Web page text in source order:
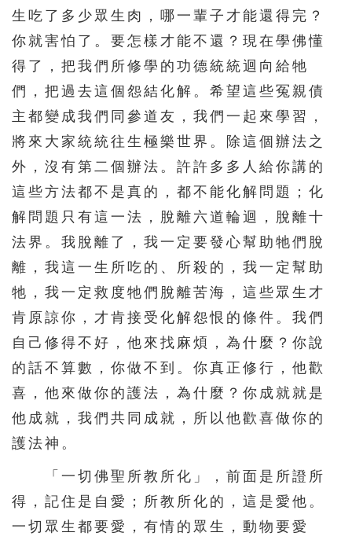
生吃了多少眾生肉，哪一輩子才能還得完？
你就害怕了。要怎樣才能不還？現在學佛懂
得了，把我們所修學的功德統統迴向給牠
們，把過去這個怨結化解。希望這些冤親債
主都變成我們同參道友，我們一起來學習，
將來大家統統往生極樂世界。除這個辦法之
外，沒有第二個辦法。許許多多人給你講的
這些方法都不是真的，都不能化解問題；化
解問題只有這一法，脫離六道輪迴，脫離十
法界。我脫離了，我一定要發心幫助牠們脫
離，我這一生所吃的、所殺的，我一定幫助
牠，我一定救度牠們脫離苦海，這些眾生才
肯原諒你，才肯接受化解怨恨的條件。我們
自己修得不好，他來找麻煩，為什麼？你說
的話不算數，你做不到。你真正修行，他歡
喜，他來做你的護法，為什麼？你成就就是
他成就，我們共同成就，所以他歡喜做你的
護法神。
「一切佛聖所教所化」，前面是所證所
得，記住是自愛；所教所化的，這是愛他。
一切眾生都要愛，有情的眾生，動物要愛